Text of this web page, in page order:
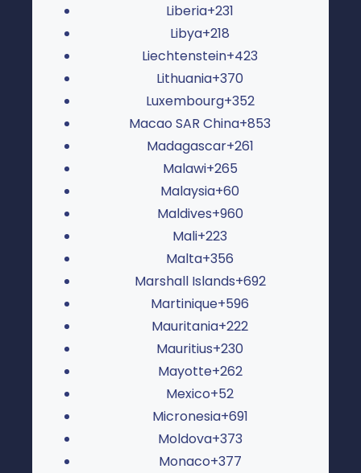
Liberia+231
Libya+218
Liechtenstein+423
Lithuania+370
Luxembourg+352
Macao SAR China+853
Madagascar+261
Malawi+265
Malaysia+60
Maldives+960
Mali+223
Malta+356
Marshall Islands+692
Martinique+596
Mauritania+222
Mauritius+230
Mayotte+262
Mexico+52
Micronesia+691
Moldova+373
Monaco+377